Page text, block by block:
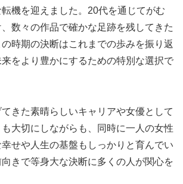
機を迎えました。20代を通じてがむ
数々の作品で確かな足跡を残してきた
時期の決断はこれまでの歩みを振り返
をより豊かにするための特別な選択で
きた素晴らしいキャリアや女優として
大切にしながらも、同時に一人の女性
せや人生の基盤もしっかりと育んでい
きで等身大な決断に多くの人が関心を